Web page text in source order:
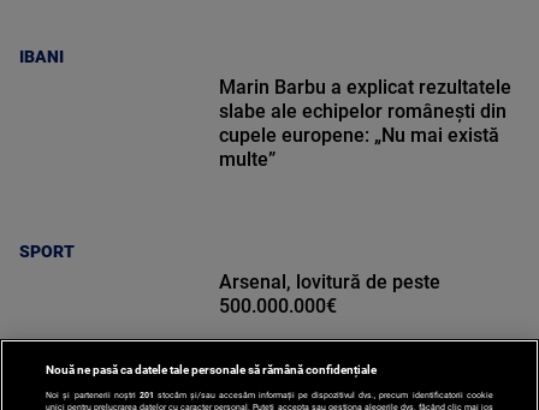
IBANI
SPORT
Marin Barbu a explicat rezultatele
slabe ale echipelor românești din
cupele europene: „Nu mai există
multe”
Arsenal, lovitură de peste
500.000.000€
Nouă ne pasă ca datele tale personale să rămână confidențiale
Noi și partenerii noștri 201 stocăm și/sau accesăm informații pe dispozitivul dvs., precum identificatorii cookie
unici pentru prelucrarea datelor cu caracter personal. Puteți accepta sau gestiona alegerile dvs. făcând clic mai jos